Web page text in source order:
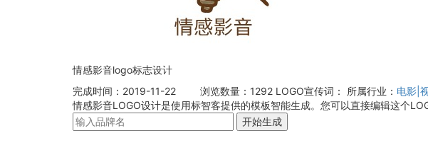
情感影音logo标志设计
完成时间：2019-11-22
浏览数量：1292 LOGO宣传词： 所属行业： 电影|
情感影音LOGO设计是使用标智客提供的模板智能生成。您可以直接编辑这个
开始生成